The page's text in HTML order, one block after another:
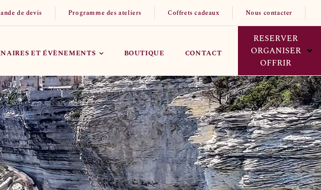
de devis Programme des ateliers Coffrets cadeaux Nous contacter
ET ÉVÈNEMENTS BOUTIQUE CONTACT
RESERVER
ORGANISER
OFFRIR